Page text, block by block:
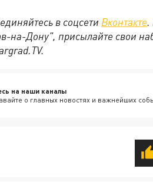
в соцсети Вконтакте.
на-Дону", присылайте свои
на наши каналы
о главных новостях и важнейших